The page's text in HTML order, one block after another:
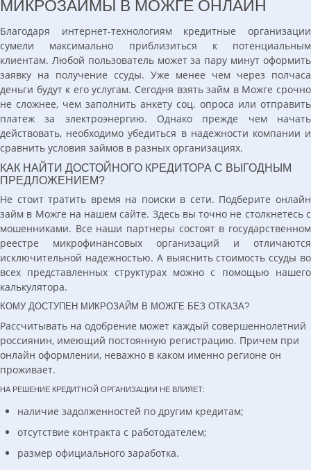
МИКРОЗАЙМЫ В МОЖГЕ ОНЛАЙН
Благодаря интернет-технологиям кредитные организации
сумели максимально приблизиться к потенциальным
клиентам. Любой пользователь может за пару минут оформить
заявку на получение ссуды. Уже менее чем через полчаса
деньги будут к его услугам. Сегодня взять займ в Можге срочно
не сложнее, чем заполнить анкету соц. опроса или отправить
платеж за электроэнергию. Однако прежде чем начать
действовать, необходимо убедиться в надежности компании и
сравнить условия займов в разных организациях.
КАК НАЙТИ ДОСТОЙНОГО КРЕДИТОРА С ВЫГОДНЫМ
ПРЕДЛОЖЕНИЕМ?
Не стоит тратить время на поиски в сети. Подберите онлайн
займ в Можге на нашем сайте. Здесь вы точно не столкнетесь с
мошенниками. Все наши партнеры состоят в государственном
реестре микрофинансовых организаций и отличаются
исключительной надежностью. А выяснить стоимость ссуды во
всех представленных структурах можно с помощью нашего
калькулятора.
КОМУ ДОСТУПЕН МИКРОЗАЙМ В МОЖГЕ БЕЗ ОТКАЗА?
Рассчитывать на одобрение может каждый совершеннолетний
россиянин, имеющий постоянную регистрацию. Причем при
онлайн оформлении, неважно в каком именно регионе он
проживает.
НА РЕШЕНИЕ КРЕДИТНОЙ ОРГАНИЗАЦИИ НЕ ВЛИЯЕТ:
наличие задолженностей по другим кредитам;
отсутствие контракта с работодателем;
размер официального заработка.